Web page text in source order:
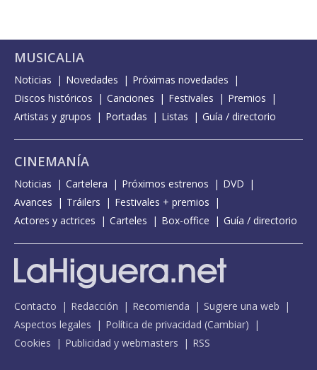
MUSICALIA
Noticias Novedades
Próximas novedades
Discos históricos
Canciones Festivales
Premios
Artistas y grupos
Portadas Listas Guía / directorio
CINEMANÍA
Noticias Cartelera Próximos estrenos
DVD
Avances
Tráilers
Festivales + premios
Actores y actrices
Carteles Box-office Guía / directorio
Contacto Redacción Recomienda
Sugiere una web
Aspectos legales
Política de privacidad (Cambiar)
Cookies
Publicidad y webmasters RSS